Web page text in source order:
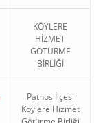
KÖYLERE
HİZMET
GÖTÜRME
BİRLİĞİ
Patnos İlçesi
Köylere Hizmet